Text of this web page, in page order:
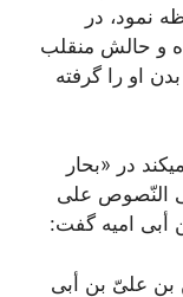
نمود، در
و حالش منقلب
او را گرفته
در «بحار
النّصوص على
أبى امیه گفت:
علىّ بن أبى